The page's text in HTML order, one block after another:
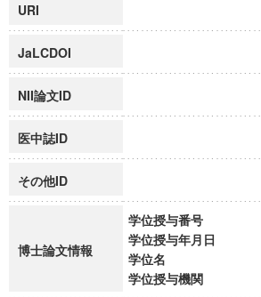
URI
JaLCDOI
NII論文ID
医中誌ID
その他ID
博士論文情報
学位授与番号
学位授与年月日
学位名
学位授与機関